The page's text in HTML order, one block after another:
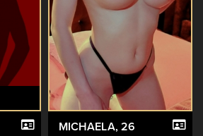
MICHAELA, 26